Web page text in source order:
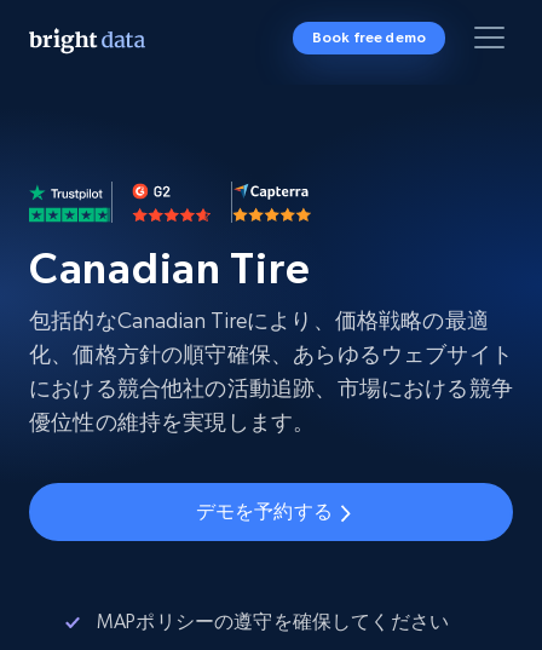
Book free demo
Canadian Tire
包括的なCanadian Tireにより、価格戦略の最適
化、価格方針の順守確保、あらゆるウェブサイト
における競合他社の活動追跡、市場における競争
優位性の維持を実現します。
デモを予約する
MAPポリシーの遵守を確保してください